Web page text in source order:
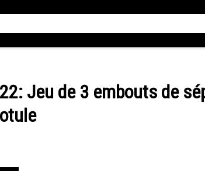
: Jeu de 3 embouts de